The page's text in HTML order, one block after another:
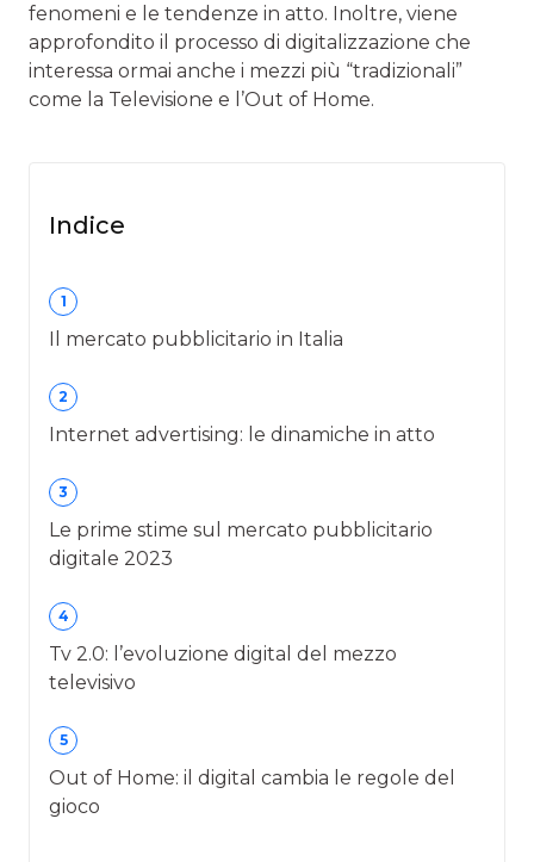
fenomeni e le tendenze in atto. Inoltre, viene
approfondito il processo di digitalizzazione che
interessa ormai anche i mezzi più “tradizionali”
come la Televisione e l’Out of Home.
Indice
1
Il mercato pubblicitario in Italia
2
Internet advertising: le dinamiche in atto
3
Le prime stime sul mercato pubblicitario
digitale 2023
4
Tv 2.0: l’evoluzione digital del mezzo
televisivo
5
Out of Home: il digital cambia le regole del
gioco